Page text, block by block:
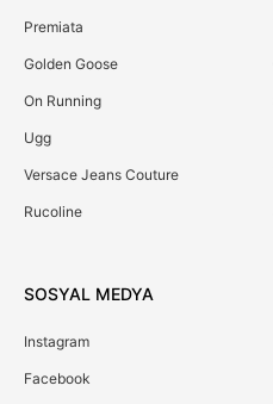
Premiata
Golden Goose
On Running
Ugg
Versace Jeans Couture
Rucoline
SOSYAL MEDYA
Instagram
Facebook